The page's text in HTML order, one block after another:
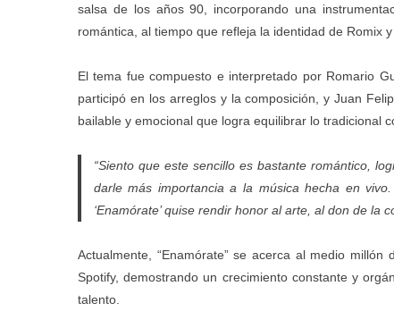
salsa de los años 90, incorporando una
romántica, al tiempo que refleja la identidad de Romix
El tema fue compuesto e interpretado por Romario
participó en los arreglos y la composición, y Juan
bailable y emocional que logra equilibrar lo tradicional
“Siento que este sencillo es bastante romántico,
darle más importancia a la música hecha en
‘Enamórate’ quise rendir honor al arte, al don de la
Actualmente, “Enamórate” se acerca al medio
Spotify, demostrando un crecimiento constante y
talento.